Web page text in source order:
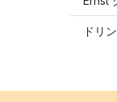
ドリ